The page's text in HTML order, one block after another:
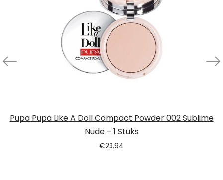
Pupa Pupa Like A Doll Compact Powder 002 Sublime
Nude – 1 Stuks
€23.94